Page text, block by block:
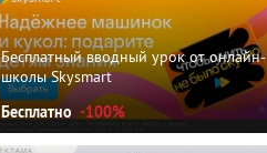
Бесплатный вводный урок от онлайн-
школы Skysmart
Бесплатно -100%